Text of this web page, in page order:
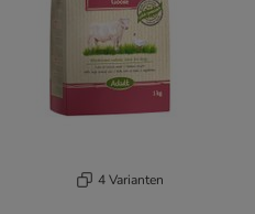
4 Varianten